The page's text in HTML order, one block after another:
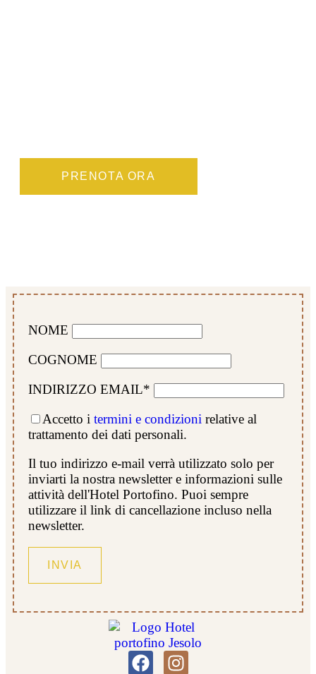
PRENOTA ORA
NOME
COGNOME
INDIRIZZO EMAIL*
Accetto i termini e condizioni relative al
trattamento dei dati personali.
Il tuo indirizzo e-mail verrà utilizzato solo per
inviarti la nostra newsletter e informazioni sulle
attività dell'Hotel Portofino. Puoi sempre
utilizzare il link di cancellazione incluso nella
newsletter.